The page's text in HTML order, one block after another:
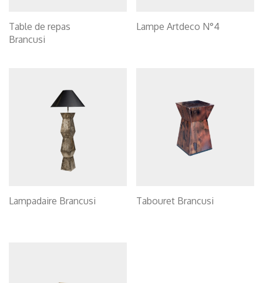
Table de repas
Brancusi
Lampe Artdeco N°4
Lampadaire Brancusi Tabouret Brancusi